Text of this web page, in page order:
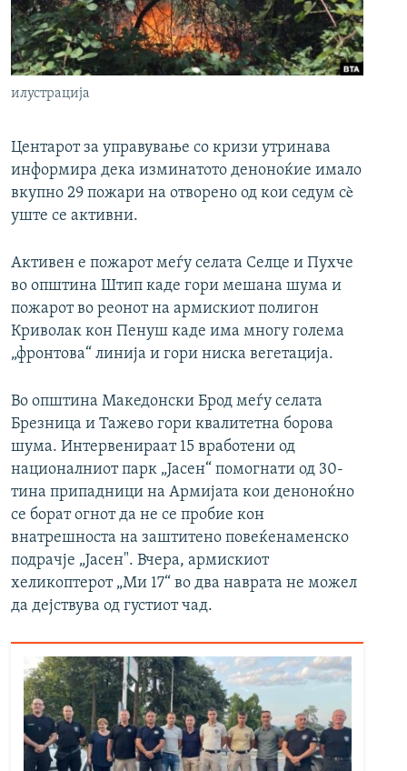
РСЕ веб страници
илустрација
Центарот за управување со кризи утринава
информира дека изминатото деноноќие имало
вкупно 29 пожари на отворено од кои седум сè
уште се активни.
Активен е пожарот меѓу селата Селце и Пухче
во општина Штип каде гори мешана шума и
пожарот во реонот на армискиот полигон
Криволак кон Пенуш каде има многу голема
„фронтова“ линија и гори ниска вегетација.
Во општина Македонски Брод меѓу селата
Брезница и Тажево гори квалитетна борова
шума. Интервенираат 15 вработени од
националниот парк „Јасен“ помогнати од 30-
тина припадници на Армијата кои деноноќно
се борат огнот да не се пробие кон
внатрешноста на заштитено повеќенаменско
подрачје „Јасен". Вчера, армискиот
хеликоптерот „Ми 17“ во два наврата не можел
да дејствува од густиот чад.